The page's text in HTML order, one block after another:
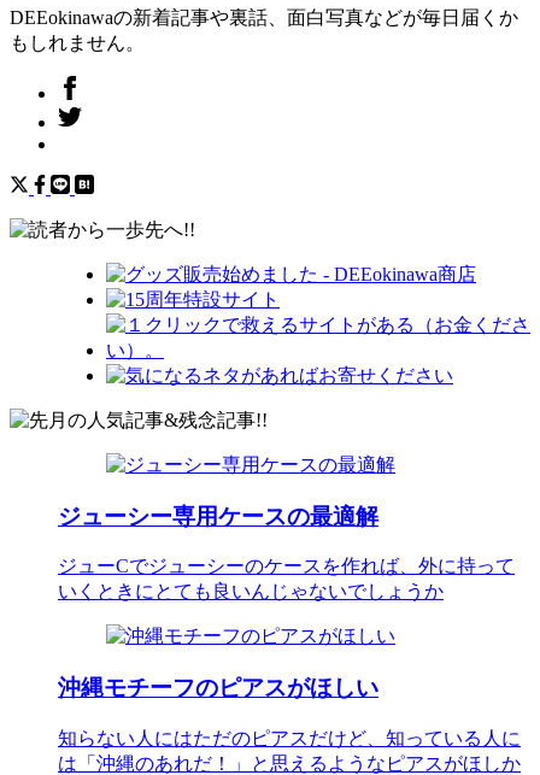
DEEokinawaの新着記事や裏話、面白写真などが毎日届くか
もしれません。
ジューシー専用ケースの最適解
ジューCでジューシーのケースを作れば、外に持って
いくときにとても良いんじゃないでしょうか
沖縄モチーフのピアスがほしい
知らない人にはただのピアスだけど、知っている人に
は「沖縄のあれだ！」と思えるようなピアスがほしか